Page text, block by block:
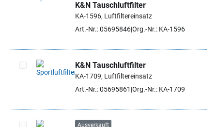
Artikel auswählen
K&N Tauschluftfilter
KA-1596, Luftfiltereinsatz
Art.-Nr.: 05695846Org.-Nr.: KA-1596
Artikel auswählen
K&N Tauschluftfilter
KA-1709, Luftfiltereinsatz
Art.-Nr.: 05695861 Org.-Nr.: KA-1709
Ausverkauft